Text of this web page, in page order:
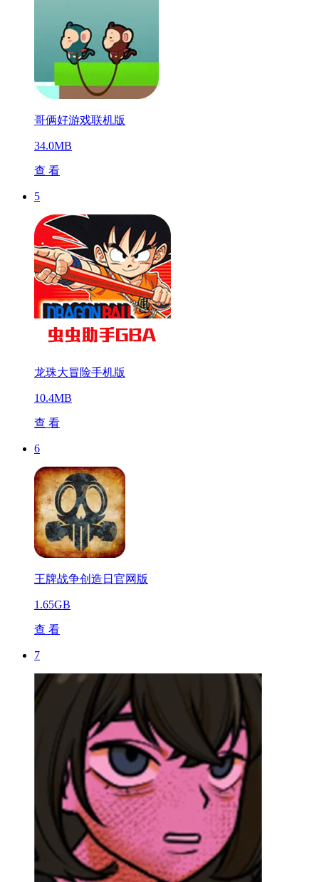
哥俩好游戏联机版
34.0MB
查 看
5
龙珠大冒险手机版
10.4MB
查 看
6
王牌战争创造日官网版
1.65GB
查 看
7